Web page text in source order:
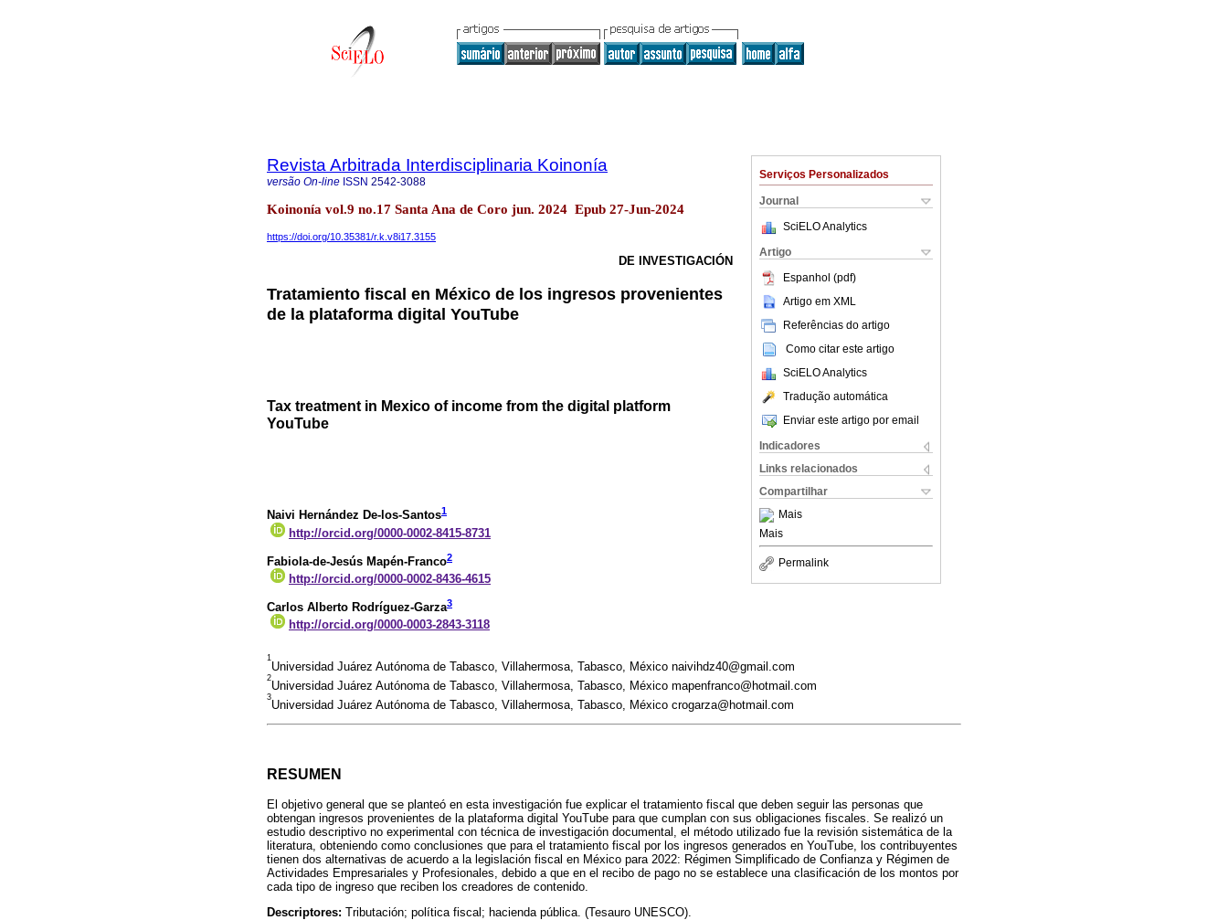
Serviços Personalizados
Journal
SciELO Analytics
Artigo
Espanhol (pdf)
Artigo em XML
Referências do artigo
Como citar este artigo
SciELO Analytics
Tradução automática
Enviar este artigo por email
Indicadores
Links relacionados
Compartilhar
Mais
Mais
Permalink
Revista Arbitrada Interdisciplinaria Koinonía
versão On-line ISSN 2542-3088
Koinonía vol.9 no.17 Santa Ana de Coro jun. 2024 Epub 27-Jun-2024
https://doi.org/10.35381/r.k.v8i17.3155
DE INVESTIGACIÓN
Tratamiento fiscal en México de los ingresos provenientes
de la plataforma digital YouTube
Tax treatment in Mexico of income from the digital platform
YouTube
Naivi Hernández De-los-Santos1
http://orcid.org/0000-0002-8415-8731
Fabiola-de-Jesús Mapén-Franco2
http://orcid.org/0000-0002-8436-4615
Carlos Alberto Rodríguez-Garza3
http://orcid.org/0000-0003-2843-3118
1
Universidad Juárez Autónoma de Tabasco, Villahermosa, Tabasco, México naivihdz40@gmail.com
2
Universidad Juárez Autónoma de Tabasco, Villahermosa, Tabasco, México mapenfranco@hotmail.com
3
Universidad Juárez Autónoma de Tabasco, Villahermosa, Tabasco, México crogarza@hotmail.com
RESUMEN
El objetivo general que se planteó en esta investigación fue explicar el tratamiento fiscal que deben seguir las personas que
obtengan ingresos provenientes de la plataforma digital YouTube para que cumplan con sus obligaciones fiscales. Se realizó un
estudio descriptivo no experimental con técnica de investigación documental, el método utilizado fue la revisión sistemática de la
literatura, obteniendo como conclusiones que para el tratamiento fiscal por los ingresos generados en YouTube, los contribuyentes
tienen dos alternativas de acuerdo a la legislación fiscal en México para 2022: Régimen Simplificado de Confianza y Régimen de
Actividades Empresariales y Profesionales, debido a que en el recibo de pago no se establece una clasificación de los montos por
cada tipo de ingreso que reciben los creadores de contenido.
Descriptores: Tributación; política fiscal; hacienda pública. (Tesauro UNESCO).